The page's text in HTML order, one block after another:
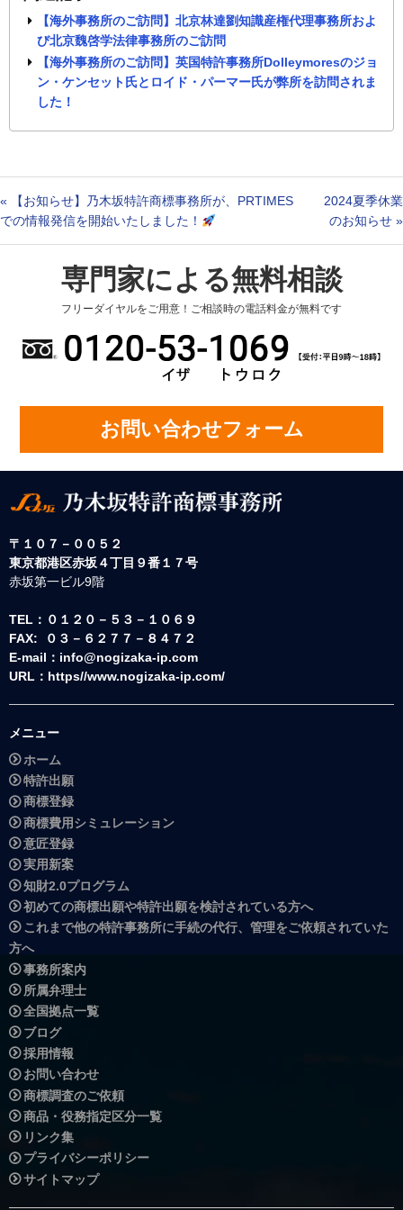
【海外事務所のご訪問】北京林達劉知識産権代理事務所およ
び北京魏啓学法律事務所のご訪問
【海外事務所のご訪問】英国特許事務所Dolleymoresのジョ
ン・ケンセット氏とロイド・パーマー氏が弊所を訪問されま
した！
«
【お知らせ】乃木坂特許商標事務所が、PRTIMES
での情報発信を開始いたしました！
2024夏季休業
のお知らせ »
専門家による無料相談
フリーダイヤルをご用意！ご相談時の電話料金が無料です
お問い合わせフォーム
〒１０７－００５２
東京都港区赤坂４丁目９番１７号
赤坂第一ビル9階
TEL：０１２０－５３－１０６９
FAX: ０３－６２７７－８４７２
E-mail：info@nogizaka-ip.com
URL：https//www.nogizaka-ip.com/
メニュー
ホーム
特許出願
商標登録
商標費用シミュレーション
意匠登録
実用新案
知財2.0プログラム
初めての商標出願や特許出願を検討されている方へ
これまで他の特許事務所に手続の代行、管理をご依頼されていた
方へ
事務所案内
所属弁理士
全国拠点一覧
ブログ
採用情報
お問い合わせ
商標調査のご依頼
商品・役務指定区分一覧
リンク集
プライバシーポリシー
サイトマップ